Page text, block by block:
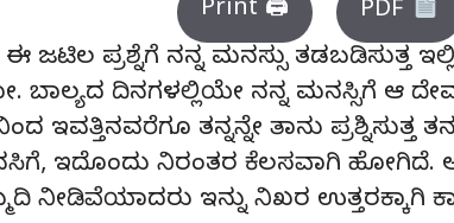
Print 🖨 PDF
ಜಟಿಲ ಪ್ರಶ್ನೆಗೆ ನನ್ನ ಮನಸ್ಸು ತಡಬಡಿಸುತ್ತ
ದಿನಗಳಲ್ಲಿಯೇ ನನ್ನ ಮನಸ್ಸಿಗೆ ಆ
ಇವತ್ತಿನವರೆಗೂ ತನ್ನನ್ನೇ ತಾನು ಪ್ರಶ್ನಿಸುತ್ತ
ಇದೊಂದು ನಿರಂತರ ಕೆಲಸವಾಗಿ ಹೋಗಿದೆ.
ನೀಡಿವೆಯಾದರು ಇನ್ನು ನಿಖರ ಉತ್ತರಕ್ಕಾಗಿ